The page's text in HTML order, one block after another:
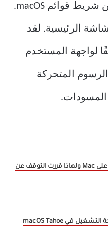
منشورات جديدة مباشرة من شريط قوائم macOS.
الرئيسية. لقد
لواجهة المستخدم
الرسوم المتحركة
المسودات.
تجربتي مع Safari على Mac ولماذا قررت التوقف عن
طرق استبدال لوحة التشغيل في macOS Tahoe